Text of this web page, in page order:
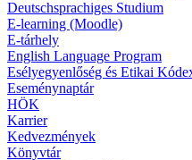
Deutschsprachiges Studium
E-learning (Moodle)
E-tárhely
English Language Program
Esélyegyenlőség és Etikai
Eseménynaptár
HÖK
Karrier
Kedvezmények
Könyvtár